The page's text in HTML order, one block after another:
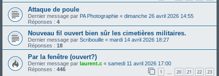
Attaque de poule
Dernier message par PA Photographie « dimanche 26 avril 2026 14:55
Réponses : 4
Nouveau fil ouvert bien sûr les cimetières militaires.
Dernier message par Scribouille « mardi 14 avril 2026 18:27
Réponses : 18
Par la fenêtre (ouvert?)
Dernier message par laurent.c « samedi 11 avril 2026 17:00
Réponses : 446 1 20 21 22 23